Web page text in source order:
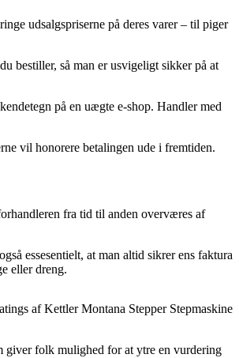
udsalgspriserne på deres varer – til piger
bestiller, så man er usvigeligt sikker på at
på en uægte e-shop. Handler med
vil honorere betalingen ude i fremtiden.
fra tid til anden overværes af
essesentielt, at man altid sikrer ens faktura
eller dreng.
af Kettler Montana Stepper Stepmaskine
giver folk mulighed for at ytre en vurdering